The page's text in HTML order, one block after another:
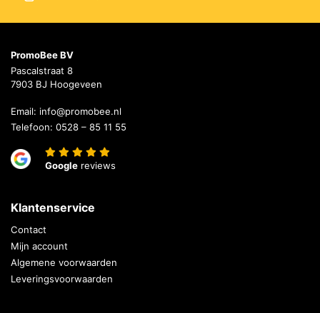
PromoBee BV
Pascalstraat 8
7903 BJ Hoogeveen
Email: info@promobee.nl
Telefoon: 0528 – 85 11 55
Google reviews
Klantenservice
Contact
Mijn account
Algemene voorwaarden
Leveringsvoorwaarden